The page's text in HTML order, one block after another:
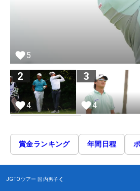
5
2
4
3
4
賞金ランキング 年間日程
JGTOツアー 国内男子